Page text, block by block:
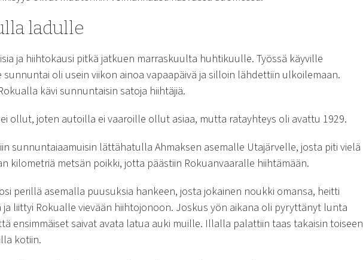
ladulle
ja hiihtokausi pitkä jatkuen marraskuulta huhtikuulle. Työssä käyville
oli usein viikon ainoa vapaapäivä ja silloin lähdettiin ulkoilemaan.
kävi sunnuntaisin satoja hiihtäjiä.
ollut, joten autoilla ei vaaroille ollut asiaa, mutta ratayhteys oli avattu 1929.
sunnuntaiaamuisin lättähatulla Ahmaksen asemalle Utajärvelle, josta piti vielä
kilometriä metsän poikki, jotta päästiin Rokuanvaaralle hiihtämään.
perillä asemalla puusuksia hankeen, josta jokainen noukki omansa, heitti
ja liittyi Rokualle vievään hiihtojonoon. Joskus yön aikana oli pyryttänyt lunta
ensimmäiset saivat avata latua auki muille. Illalla palattiin taas takaisin toiseen
kotiin.